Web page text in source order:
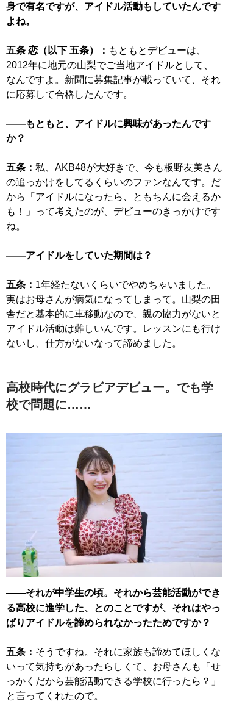
身で有名ですが、アイドル活動もしていたんです
よね。
五条 恋（以下 五条）： もともとデビューは、
2012年に地元の山梨でご当地アイドルとして、
なんですよ。新聞に募集記事が載っていて、それ
に応募して合格したんです。
――もともと、アイドルに興味があったんです
か？
五条： 私、AKB48が大好きで、今も板野友美さん
の追っかけをしてるくらいのファンなんです。だ
から「アイドルになったら、ともちんに会えるか
も！」って考えたのが、デビューのきっかけです
ね。
――アイドルをしていた期間は？
五条： 1年経たないくらいでやめちゃいました。
実はお母さんが病気になってしまって。山梨の田
舎だと基本的に車移動なので、親の協力がないと
アイドル活動は難しいんです。レッスンにも行け
ないし、仕方がないなって諦めました。
高校時代にグラビアデビュー。でも学
校で問題に……
――それが中学生の頃。それから芸能活動ができ
る高校に進学した、とのことですが、それはやっ
ぱりアイドルを諦められなかったためですか？
五条： そうですね。それに家族も諦めてほしくな
いって気持ちがあったらしくて、お母さんも「せ
っかくだから芸能活動できる学校に行ったら？」
と言ってくれたので。